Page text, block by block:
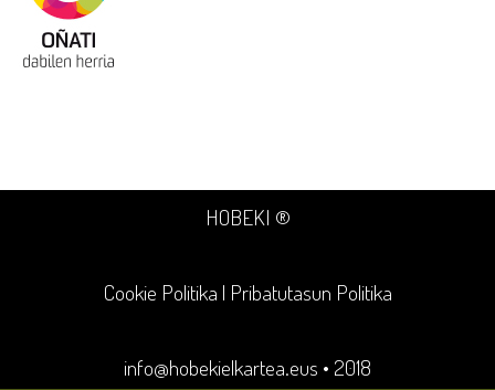
eus
HOBEKI ®
Cookie Politika | Pribatutasun Politika
info@hobekielkartea.eus • 2018